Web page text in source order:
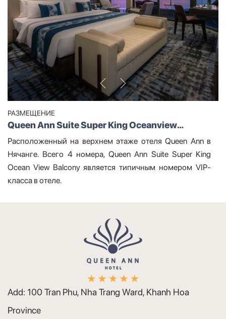
РАЗМЕЩЕНИЕ
Queen Ann Suite Super King Oceanview
Balcony
Расположенный на верхнем этаже отеля Queen Ann в
Нячанге. Всего 4 номера, Queen Ann Suite Super King
Ocean View Balcony является типичным номером VIP-
класса в отеле.
Add: 100 Tran Phu, Nha Trang Ward, Khanh Hoa
Province